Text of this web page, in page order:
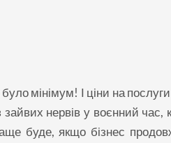
мінімум! І ціни на послуги
нервів у воєнний час,
буде, якщо бізнес